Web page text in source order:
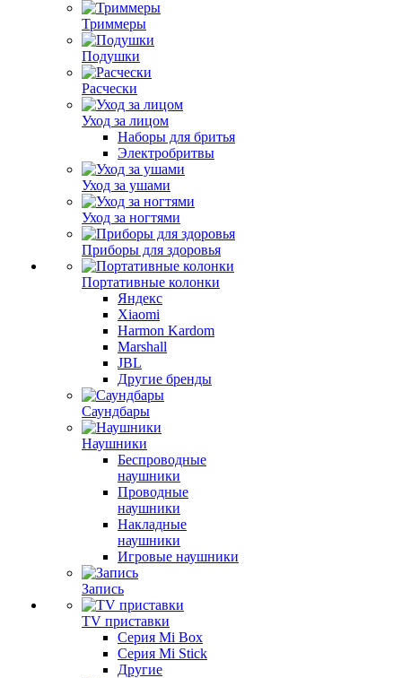
Триммеры
Подушки
Расчески
Уход за лицом
Наборы для бритья
Электробритвы
Уход за ушами
Уход за ногтями
Приборы для здоровья
Портативные колонки
Яндекс
Xiaomi
Harmon Kardom
Marshall
JBL
Другие бренды
Саундбары
Наушники
Беспроводные
наушники
Проводные
наушники
Накладные
наушники
Игровые наушники
Запись
TV приставки
Серия Mi Box
Серия Mi Stick
Другие